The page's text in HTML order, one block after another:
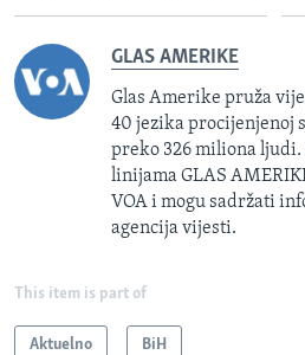
GLAS AMERIKE
Glas Amerike pruža
40 jezika procijenjenoj
preko 326 miliona
linijama GLAS
VOA i mogu sadržati
agencija vijesti.
This item is part of
Aktuelno BiH